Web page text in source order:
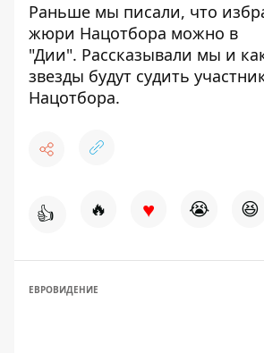
Раньше мы писали, что
жюри Нацотбора можно в
"Дии". Рассказывали мы и
звезды будут судить
Нацотбора.
👍 🔥 ♥ 😭 😆
ЕВРОВИДЕНИЕ